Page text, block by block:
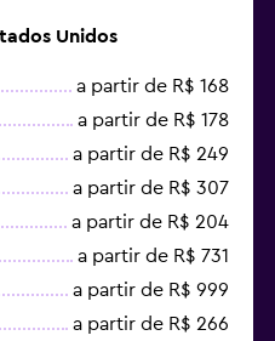
Unidos
a partir de R$ 168
a partir de R$ 178
a partir de R$ 249
a partir de R$ 307
a partir de R$ 204
a partir de R$ 731
a partir de R$ 999
a partir de R$ 266